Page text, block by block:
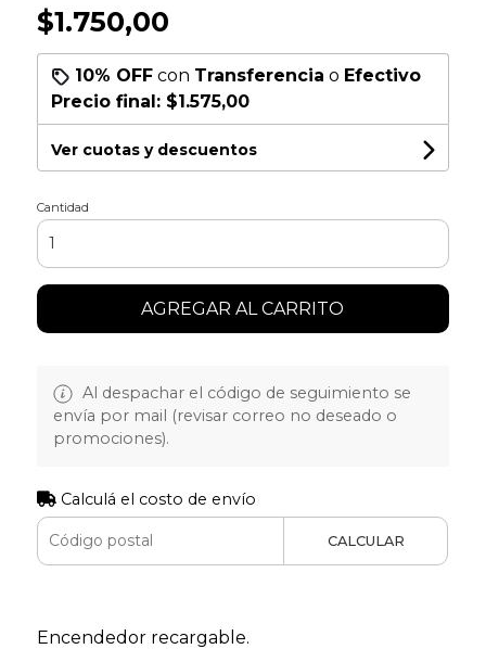
$1.750,00
10% OFFcon Transferencia o Efectivo
Precio final: $1.575,00
Ver cuotas y descuentos
Cantidad
AGREGAR AL CARRITO
Al despachar el código de seguimiento se
envía por mail (revisar correo no deseado o
promociones).
Calculá el costo de envío
CALCULAR
Encendedor recargable.